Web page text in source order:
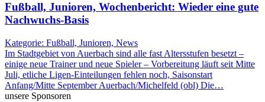
Fußball, Junioren, Wochenbericht: Wieder eine gute
Nachwuchs-Basis
Kategorie: Fußball, Junioren, News
Im Stadtgebiet von Auerbach sind alle fast Altersstufen besetzt –
einige neue Trainer und neue Spieler – Vorbereitung läuft seit Mitte
Juli, etliche Ligen-Einteilungen fehlen noch, Saisonstart
Anfang/Mitte September Auerbach/Michelfeld (obl) Die…
unsere Sponsoren